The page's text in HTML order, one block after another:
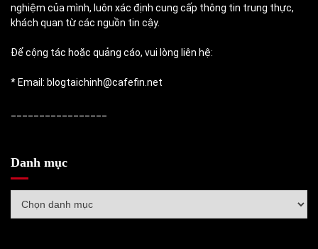
nghiệm của mình, luôn xác định cung cấp thông tin trung thực,
khách quan từ các nguồn tin cậy.
Để cộng tác hoặc quảng cáo, vui lòng liên hệ:
* Email: blogtaichinh@cafefin.net
Danh mục
mục